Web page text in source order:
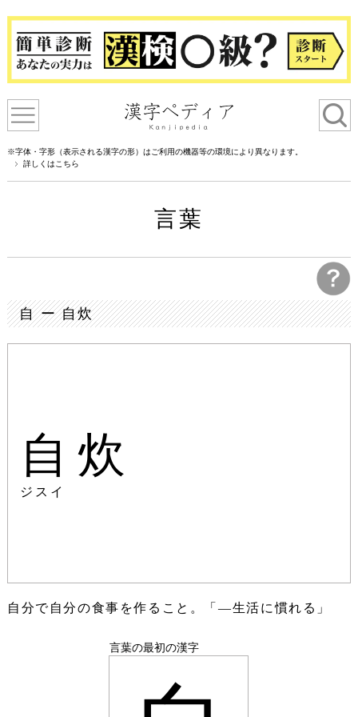
※字体・字形（表示される漢字の形）はご利用の機器等の環境により異なります。
詳しくはこちら
言葉
自 ー 自炊
自炊
ジスイ
自分で自分の食事を作ること。「―生活に慣れる」
言葉の最初の漢字